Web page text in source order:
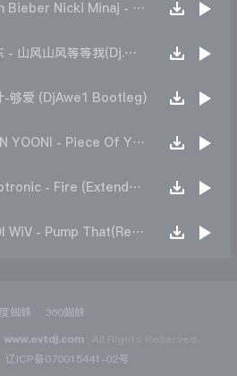
【沈风外文】Justin Bieber Nicki Minaj - Beauty And A Beat (DjHope小春 Extended Mix)
【沈风中文】万海东 - 山风山风等等我(Dj.阿洋 Extended Mix)
-够爱 (DjAwe1 Bootleg)
【韩风弹跳】VEEEN YOONI - Piece Of Your Heart (Remix)
【韩风弹跳】Turbotronic - Fire (Extended Mix)
【韩风弹跳】TENDI WiV - Pump That(Remix)
蜘蛛 360蜘蛛
www.evtdj.com
辽ICP备070015441-02号